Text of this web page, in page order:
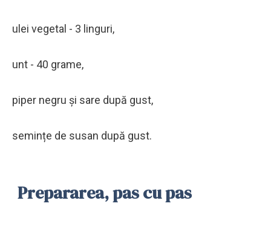
ulei vegetal - 3 linguri,
unt - 40 grame,
piper negru și sare după gust,
semințe de susan după gust.
Prepararea, pas cu pas